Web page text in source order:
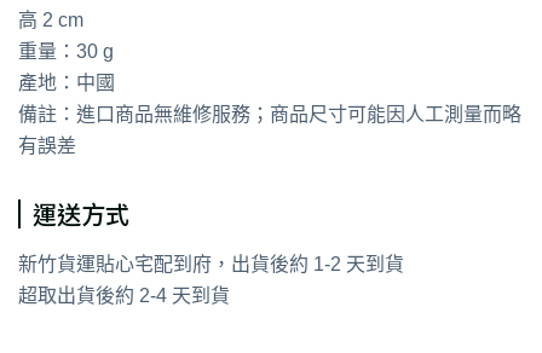
高 2 cm
重量：30 g
產地：中國
備註：進口商品無維修服務；商品尺寸可能因人工測量而略
有誤差
運送方式
新竹貨運貼心宅配到府，出貨後約 1-2 天到貨
超取出貨後約 2-4 天到貨